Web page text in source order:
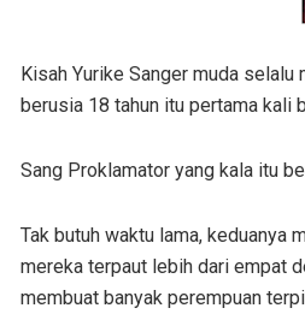
Kisah Yurike Sanger muda
berusia 18 tahun itu pertama kali
Sang Proklamator yang kala itu
Tak butuh waktu lama, keduanya
mereka terpaut lebih dari empat
membuat banyak perempuan